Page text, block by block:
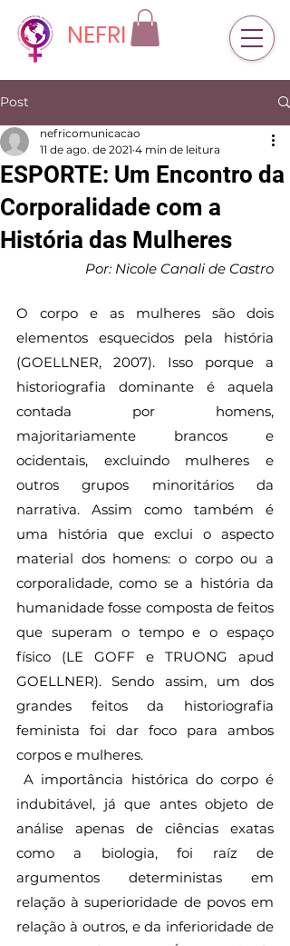
NEFRI
Post
ESPORTE: Um Encontro da
Corporalidade com a
História das Mulheres
nefricomunicacao
11 de ago. de 2021 4 min de leitura
Por: Nicole Canali de Castro
O corpo e as mulheres são dois
elementos esquecidos pela história
(GOELLNER, 2007). Isso porque a
historiografia dominante é aquela
contada por homens,
majoritariamente brancos e
ocidentais, excluindo mulheres e
outros grupos minoritários da
narrativa. Assim como também é
uma história que exclui o aspecto
material dos homens: o corpo ou a
corporalidade, como se a história da
humanidade fosse composta de feitos
que superam o tempo e o espaço
físico (LE GOFF e TRUONG apud
GOELLNER). Sendo assim, um dos
grandes feitos da historiografia
feminista foi dar foco para ambos
corpos e mulheres.
A importância histórica do corpo é
indubitável, já que antes objeto de
análise apenas de ciências exatas
como a biologia, foi raíz de
argumentos deterministas em
relação à superioridade de povos em
relação à outros, e da inferioridade de